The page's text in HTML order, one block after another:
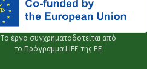
Το έργο συγχρηματοδοτείται από
το Πρόγραμμα LIFE της ΕΕ